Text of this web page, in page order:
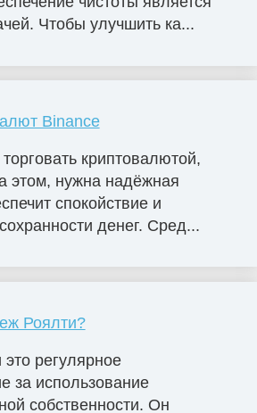
Чтобы улучшить ка...
Binance
торговать криптовалютой,
этом, нужна надёжная
спокойствие и
денег. Сред...
Роялти?
регулярное
за использование
собственности. Он